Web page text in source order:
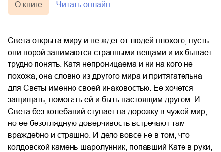
О книге Читать онлайн
Света открыта миру и не ждет от людей плохого, пусть
они порой занимаются странными вещами и их бывает
трудно понять. Катя непроницаема и ни на кого не
похожа, она словно из другого мира и притягательна
для Светы именно своей инаковостью. Ее хочется
защищать, помогать ей и быть настоящим другом. И
Света без колебаний ступает на дорожку в чужой мир,
но ее безоглядную доверчивость встречают там
враждебно и страшно. И дело вовсе не в том, что
колдовской камень-шаролунник, попавший Кате в руки,